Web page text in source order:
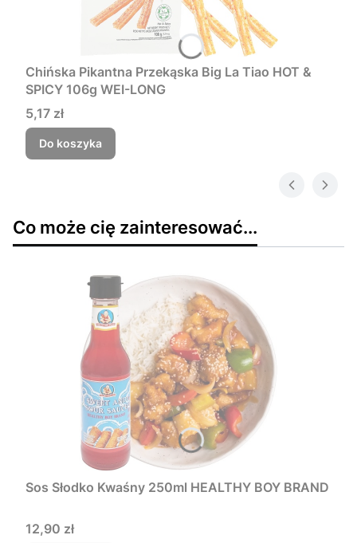
Chińska Pikantna Przekąska Big La Tiao HOT &
SPICY 106g WEI-LONG
Cena
5,17 zł
Do koszyka
Co może cię zainteresować...
Sos Słodko Kwaśny 250ml HEALTHY BOY BRAND
Cena
12,90 zł